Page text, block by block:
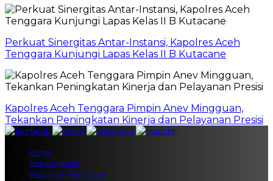
Perkuat Sinergitas Antar-Instansi, Kapolres Aceh
Tenggara Kunjungi Lapas Kelas II B Kutacane
Kapolres Aceh Tenggara Pimpin Anev Mingguan,
Tekankan Peningkatan Kinerja dan Pelayanan Presisi
Home
Tentang Kami
Pedoman Media Siber